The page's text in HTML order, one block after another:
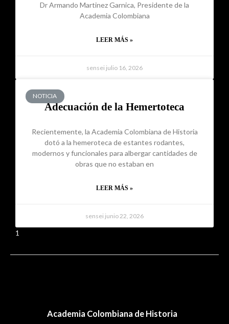
Dr Armando Martinez Garnica, Presidente de la
Academia Colombiana
LEER MÁS »
sensei julio 16, 2026
NOTICIA
Adecuación de la Hemertoteca
Recientemente, la Academia Colombiana de Historia
dotó a la hemeroteca de estantes rodantes,
modernos y funcionales para albergar cantidades de
obras que no estaban en
LEER MÁS »
sensei junio 22, 2026
1
Academia Colombiana de Historia